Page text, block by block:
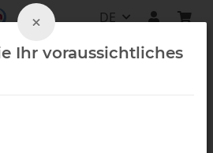
DE
×
Ihr voraussichtliches